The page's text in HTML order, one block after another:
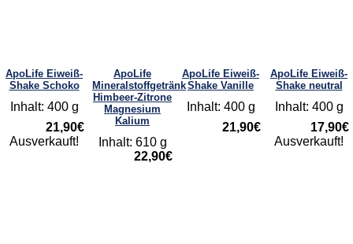
ApoLife Eiweiß-
Shake Schoko
Inhalt: 400 g
21,90€
Ausverkauft!
ApoLife
Mineralstoffgetränk
Himbeer-Zitrone
Magnesium
Kalium
Inhalt: 610 g
22,90€
ApoLife Eiweiß-
Shake Vanille
Inhalt: 400 g
21,90€
ApoLife Eiweiß-
Shake neutral
Inhalt: 400 g
17,90€
Ausverkauft!